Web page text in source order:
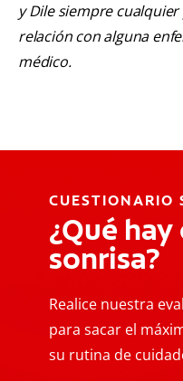
y Dile siempre
relación con alguna
médico.
CUESTIONARIO
¿Qué
sonrisa?
Realice nuestra
para sacar el
su rutina de